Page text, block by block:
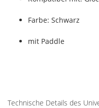
Farbe: Schwarz
mit Paddle
Technische Details des